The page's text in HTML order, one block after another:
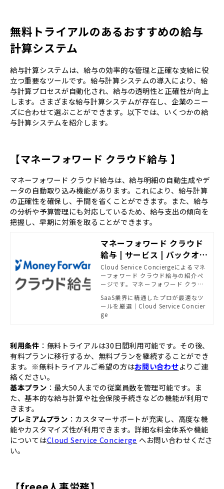
無料トライアルのあるおすすめの給与
計算システム
給与計算システムは、給与の効率的な管理と正確な支給に役
立つ重要なツールです。給与計算システムの導入により、給
与計算プロセスが自動化され、給与の透明性と正確性が向上
します。さまざまな給与計算システムが存在し、企業のニー
ズに合わせて選ぶことができます。以下では、いくつかの給
与計算システムを紹介します。
【マネーフォワード クラウド給与 】
マネーフォワード クラウド給与は、給与明細の自動生成やデ
ータの自動取り込み機能があります。これにより、給与計算
の正確性を確保し、手間を省くことができます。また、給与
の分析や予算管理にも対応しているため、給与支出の傾向を
把握し、早期に対策を取ることができます。
マネーフォワード クラウド
給与 | サービス | バックオフ
ィス相談センター - SB C&S
がおすすめする法務・経理
ソリューション | powered
by Cloud Service Concie
rge
Cloud Service Conciergeによるマネ
ーフォワード クラウド給与の紹介ペ
ージです。マネーフォワード クラウ
します
SaaS業界に精通したプロが最適なツ
ールを厳選｜Cloud Service Concier
ge
利用条件 ：無料トライアルは30日間利用可能です。その後、
有料プランに移行するか、無料プランを継続することができ
ます。※無料トライアルご希望の方はお問い合わせよりご連
絡ください。
基本プラン ：最大50人までの従業員数を管理可能です。ま
た、基本的な給与計算や社会保険手続きなどの機能が利用で
きます。
プレミアムプラン ：カスタマーサポートが充実し、高度な機
能やカスタマイズ性が利用できます。詳細な料金体系や機能
についてはCloud Service Concierge へお問い合わせくださ
い。